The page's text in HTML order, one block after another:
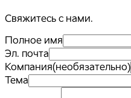
Свяжитесь с нами.
Полное имя
Эл. почта
Компания(необязательно)
Тема